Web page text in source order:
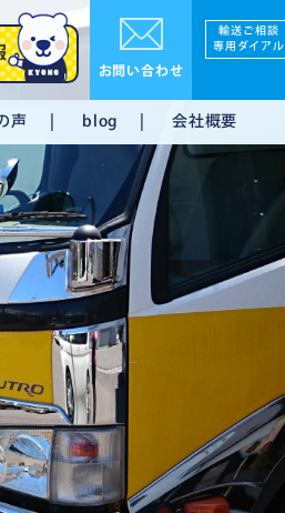
お問い合わせ
輸送ご相談
専用ダイアル
声 blog 会社概要